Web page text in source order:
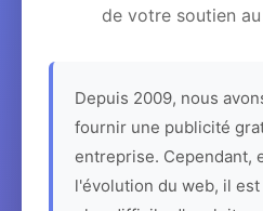
de votre soutien
Depuis 2009, nous
fournir une publicité
entreprise. Cependant,
l'évolution du web, il